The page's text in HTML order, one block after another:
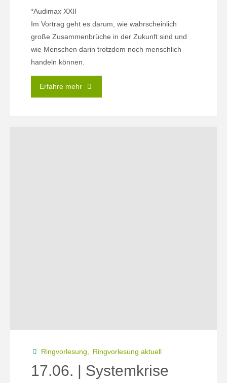
*Audimax XXII
Im Vortrag geht es darum, wie wahrscheinlich
große Zusammenbrüche in der Zukunft sind und
wie Menschen darin trotzdem noch menschlich
handeln können.
Erfahre mehr"27.05.
Ringvorlesung, Ringvorlesung aktuell
17.06. | Systemkrise